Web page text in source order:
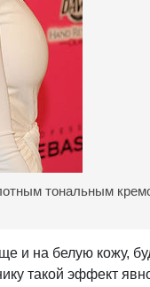
тональным
и на белую кожу,
такой эффект